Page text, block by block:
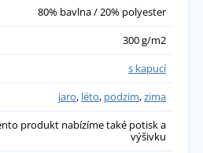
80% bavlna / 20% polyester
300 g/m2
s kapucí
jaro, léto, podzim,zima
produkt nabízíme také potisk a
výšivku